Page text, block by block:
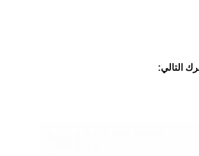
التالي: